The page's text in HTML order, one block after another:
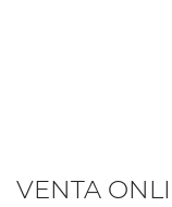
VENTA